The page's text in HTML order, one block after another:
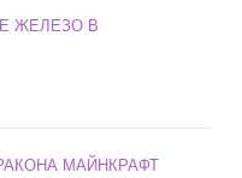
ЖЕЛЕЗО В
МАЙНКРАФТ